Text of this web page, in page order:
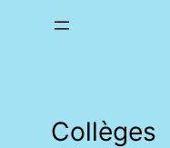
Collèges